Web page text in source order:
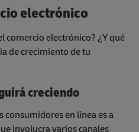
electrónico
comercio electrónico? ¿Y qué
de crecimiento de tu
creciendo
consumidores en línea es a
involucra varios canales